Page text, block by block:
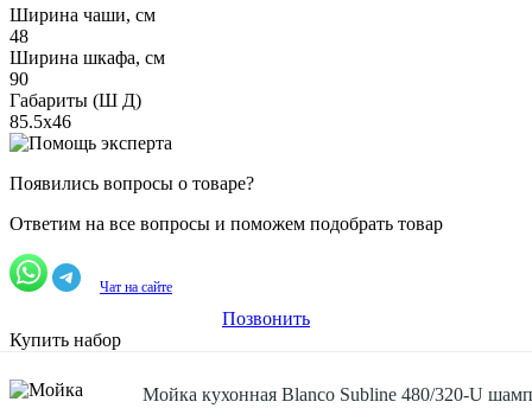
Ширина чаши, см
48
Ширина шкафа, см
90
Габариты (Ш Д)
85.5х46
Появились вопросы о товаре?
Ответим на все вопросы и поможем подобрать товар
Чат на сайте
Позвонить
Купить набор
Мойка кухонная Blanco Subline 480/320-U